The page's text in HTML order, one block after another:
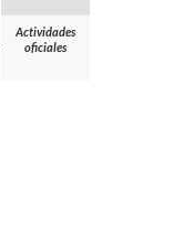
Actividades
oficiales